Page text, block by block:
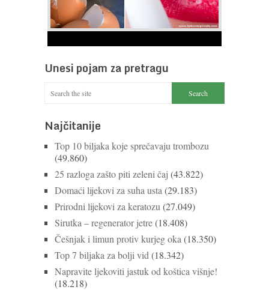
kalcijem i drugim mineralima, te ih svakodnevno
konzumiraju milijuni ljudi širom svijeta. Osim ...
Nastavi čitati
1 2 3 4 5 6 7 8 9
Unesi pojam za pretragu
Najčitanije
Top 10 biljaka koje sprečavaju trombozu
(49.860)
25 razloga zašto piti zeleni čaj (43.822)
Domaći lijekovi za suha usta (29.183)
Prirodni lijekovi za keratozu (27.049)
Sirutka – regenerator jetre(18.408)
Češnjak i limun protiv kurjeg oka (18.350)
Top 7 biljaka za bolji vid (18.342)
Napravite ljekoviti jastuk od koštica višnje!
(18.218)